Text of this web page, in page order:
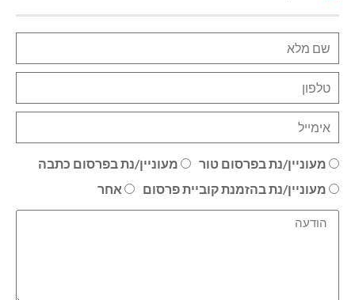
מעוניין/נת בפרסום טור
מעוניין/נת בפרסום כתבה
מעוניין/נת בהזמנת קוביית פרסום
אחר